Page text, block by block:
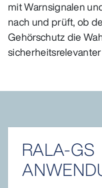
mit Warnsignalen
nach und prüft, ob
Gehörschutz die
RALA-GS